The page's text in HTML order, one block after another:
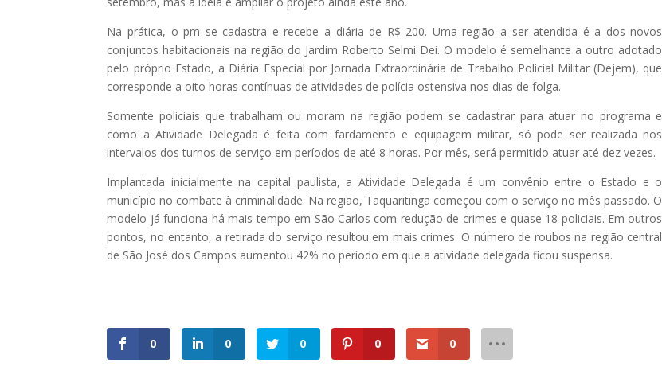
Na prática, o pm se cadastra e recebe a diária de R$ 200. Uma região a ser atendida é a dos novos
conjuntos habitacionais na região do Jardim Roberto Selmi Dei. O modelo é semelhante a outro adotado
pelo próprio Estado, a Diária Especial por Jornada Extraordinária de Trabalho Policial Militar (Dejem), que
corresponde a oito horas contínuas de atividades de polícia ostensiva nos dias de folga.
Somente policiais que trabalham ou moram na região podem se cadastrar para atuar no programa e
como a Atividade Delegada é feita com fardamento e equipagem militar, só pode ser realizada nos
intervalos dos turnos de serviço em períodos de até 8 horas. Por mês, será permitido atuar até dez vezes.
Implantada inicialmente na capital paulista, a Atividade Delegada é um convênio entre o Estado e o
município no combate à criminalidade. Na região, Taquaritinga começou com o serviço no mês passado. O
modelo já funciona há mais tempo em São Carlos com redução de crimes e quase 18 policiais. Em outros
pontos, no entanto, a retirada do serviço resultou em mais crimes. O número de roubos na região central
de São José dos Campos aumentou 42% no período em que a atividade delegada ficou suspensa.
0 0 0 0 0